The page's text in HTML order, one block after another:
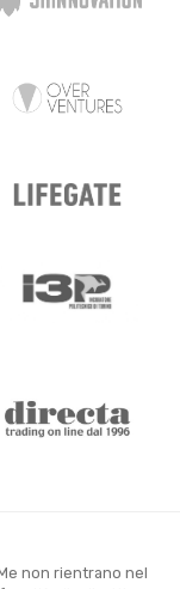
non rientrano nel